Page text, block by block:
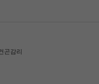
곤감리